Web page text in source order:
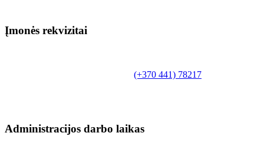
Įmonės rekvizitai
(+370 441) 78217
Administracijos darbo laikas